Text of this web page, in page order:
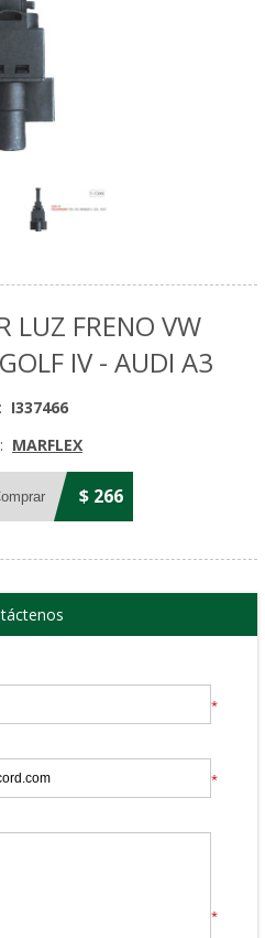
LUZ FRENO VW
IV - AUDI A3
I337466
MARFLEX
$ 266
*
*
*